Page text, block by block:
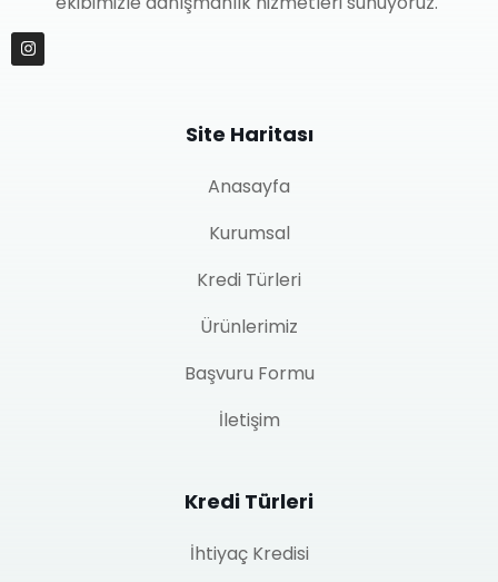
Site Haritası
Anasayfa
Kurumsal
Kredi Türleri
Ürünlerimiz
Başvuru Formu
İletişim
Kredi Türleri
İhtiyaç Kredisi